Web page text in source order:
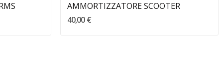
AMMORTIZZATORE SCOOTER
40,00 €